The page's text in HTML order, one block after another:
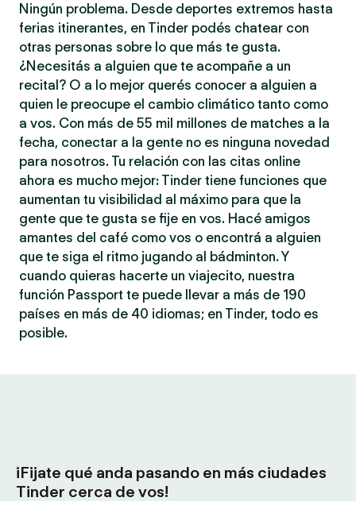
Ningún problema. Desde deportes extremos hasta
ferias itinerantes, en Tinder podés chatear con
otras personas sobre lo que más te gusta.
¿Necesitás a alguien que te acompañe a un
recital? O a lo mejor querés conocer a alguien a
quien le preocupe el cambio climático tanto como
a vos. Con más de 55 mil millones de matches a la
fecha, conectar a la gente no es ninguna novedad
para nosotros. Tu relación con las citas online
ahora es mucho mejor: Tinder tiene funciones que
aumentan tu visibilidad al máximo para que la
gente que te gusta se fije en vos. Hacé amigos
amantes del café como vos o encontrá a alguien
que te siga el ritmo jugando al bádminton. Y
cuando quieras hacerte un viajecito, nuestra
función Passport te puede llevar a más de 190
países en más de 40 idiomas; en Tinder, todo es
posible.
¡Fijate qué anda pasando en más ciudades
Tinder cerca de vos!